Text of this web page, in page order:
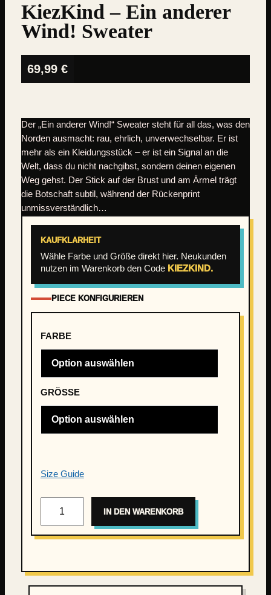
KiezKind – Ein anderer
Wind! Sweater
69,99 €
Der „Ein anderer Wind!“ Sweater steht für all das, was den
Norden ausmacht: rau, ehrlich, unverwechselbar. Er ist
mehr als ein Kleidungsstück – er ist ein Signal an die
Welt, dass du nicht nachgibst, sondern deinen eigenen
Weg gehst. Der Stick auf der Brust und am Ärmel trägt
die Botschaft subtil, während der Rückenprint
unmissverständlich…
KAUFKLARHEIT
Wähle Farbe und Größe direkt hier. Neukunden
nutzen im Warenkorb den Code KIEZKIND.
PIECE KONFIGURIEREN
FARBE
GRÖSSE
Size Guide
i
n
IN DEN WARENKORB